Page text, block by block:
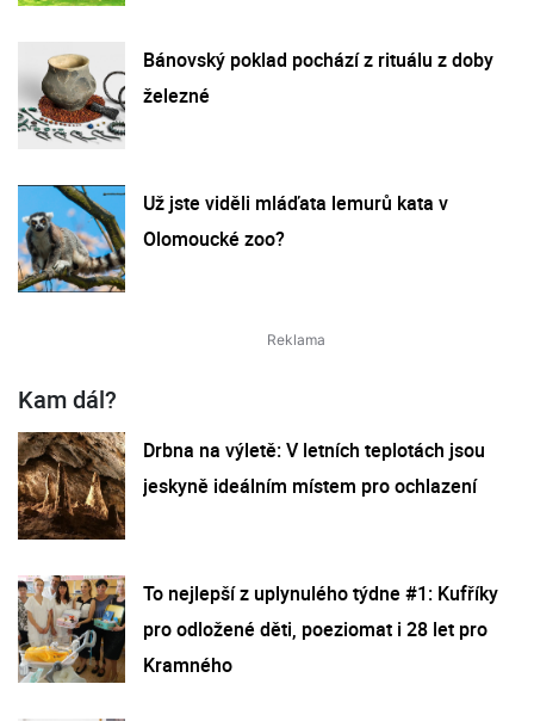
Bánovský poklad pochází z rituálu z doby
železné
Už jste viděli mláďata lemurů kata v
Olomoucké zoo?
Kam dál?
Drbna na výletě: V letních teplotách jsou
jeskyně ideálním místem pro ochlazení
To nejlepší z uplynulého týdne #1: Kufříky
pro odložené děti, poeziomat i 28 let pro
Kramného